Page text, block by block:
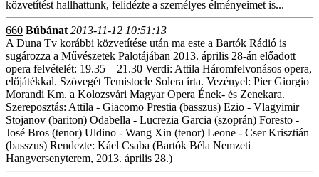
közvetítést hallhattunk, felidézte a személyes élményeimet is...
660 Búbánat 2013-11-12 10:51:13
A Duna Tv korábbi közvetítése után ma este a Bartók Rádió is
sugározza a Művészetek Palotájában 2013. április 28-án előadott
opera felvételét: 19.35 – 21.30 Verdi: Attila Háromfelvonásos opera,
előjátékkal. Szövegét Temistocle Solera írta. Vezényel: Pier Giorgio
Morandi Km. a Kolozsvári Magyar Opera Ének- és Zenekara.
Szereposztás: Attila - Giacomo Prestia (basszus) Ezio - Vlagyimir
Stojanov (bariton) Odabella - Lucrezia Garcia (szoprán) Foresto -
José Bros (tenor) Uldino - Wang Xin (tenor) Leone - Cser Krisztián
(basszus) Rendezte: Káel Csaba (Bartók Béla Nemzeti
Hangversenyterem, 2013. április 28.)